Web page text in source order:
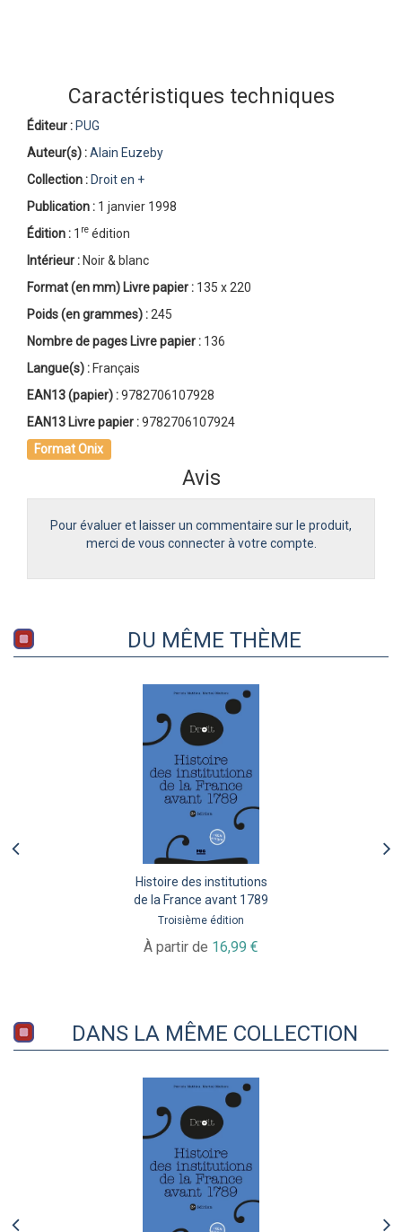
Caractéristiques techniques
Éditeur : PUG
Auteur(s) :Alain Euzeby
Collection : Droit en +
Publication : 1 janvier 1998
Édition : 1 re édition
Intérieur : Noir & blanc
Format (en mm) Livre papier : 135 x 220
Poids (en grammes) : 245
Nombre de pages Livre papier : 136
Langue(s) : Français
EAN13 (papier) :9782706107928
EAN13 Livre papier :9782706107924
Format Onix
Avis
Pour évaluer et laisser un commentaire sur le produit,
merci de vous connecter à votre compte.
DU MÊME THÈME
Histoire des institutions
de la France avant 1789
Troisième édition
À partir de 16,99 €
DANS LA MÊME COLLECTION